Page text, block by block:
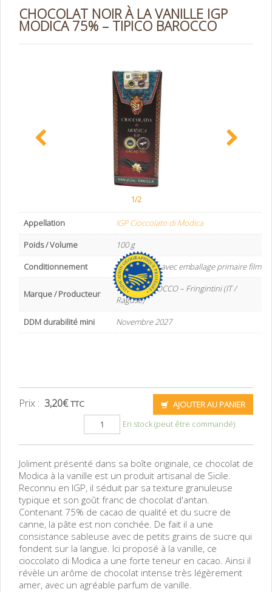
CHOCOLAT NOIR À LA VANILLE IGP
MODICA 75% – TIPICO BAROCCO
1/2
Appellation
IGP Cioccolato di Modica
Poids / Volume
100 g
Conditionnement
Boite carton avec emballage primaire film
Marque / Producteur
TIPICO BAROCCO – Fringintini (IT /
Raguse)
DDM durabilité mini
Novembre 2027
Prix : 3,20€ TTC
AJOUTER AU PANIER
En stock (peut être commandé)
Joliment présenté dans sa boîte originale, ce chocolat de
Modica à la vanille est un produit artisanal de Sicile.
Reconnu en IGP, il séduit par sa texture granuleuse
typique et son goût franc de chocolat d'antan.
Contenant 75% de cacao de qualité et du sucre de
canne, la pâte est non conchée. De fait il a une
consistance sableuse avec de petits grains de sucre qui
fondent sur la langue. Ici proposé à la vanille, ce
cioccolato di Modica a une forte teneur en cacao. Ainsi il
révèle un arôme de chocolat intense très légèrement
amer, avec un agréable parfum de vanille.